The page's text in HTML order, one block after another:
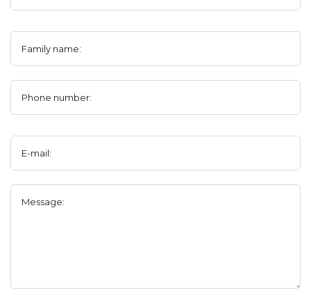
Family name:
Phone number:
E-mail:
Message: